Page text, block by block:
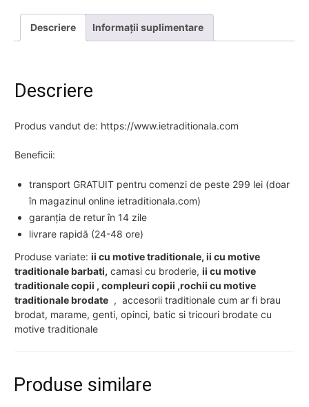
Descriere Informații suplimentare
Descriere
Produs vandut de: https://www.ietraditionala.com
Beneficii:
transport GRATUIT pentru comenzi de peste 299 lei (doar
în magazinul online ietraditionala.com)
garanția de retur în 14 zile
livrare rapidă (24-48 ore)
Produse variate: ii cu motive traditionale, ii cu motive
traditionale barbati, camasi cu broderie, ii cu motive
traditionale copii , compleuri copii ,rochii cu motive
traditionale brodate , accesorii traditionale cum ar fi brau
brodat, marame, genti, opinci, batic si tricouri brodate cu
motive traditionale
Produse similare